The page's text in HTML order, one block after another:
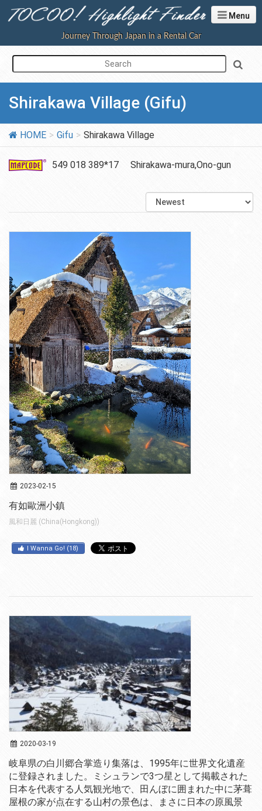
Journey Through Japan in a Rental Car
Menu
Shirakawa Village (Gifu)
HOME Gifu Shirakawa Village
549 018 389*17 Shirakawa-mura,Ono-gun
2023-02-15
有如歐洲小鎮
風和日麗 (China(Hongkong))
I Wanna Go! (18)
2020-03-19
岐阜県の白川郷合掌造り集落は、1995年に世界文化遺産
に登録されました。ミシュランで3つ星として掲載された
日本を代表する人気観光地で、田んぼに囲まれた中に茅葺
屋根の家が点在する山村の景色は、まさに日本の原風景